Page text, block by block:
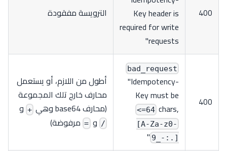
400
Key header is
required for write
requests"
الترويسة مفقودة
400
bad_request
"Idempotency-
Key must be
<=64 chars,
[A-Za-z0-
9_-:.]
"
أطول من اللازم، أو يستعمل
محارف خارج تلك المجموعة
(محارف base64 وهي
+ و
/ و =مرفوضة)